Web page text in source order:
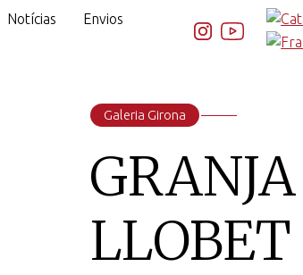
Notícias
Envios
Galeria Girona
GRANJA
LLOBET